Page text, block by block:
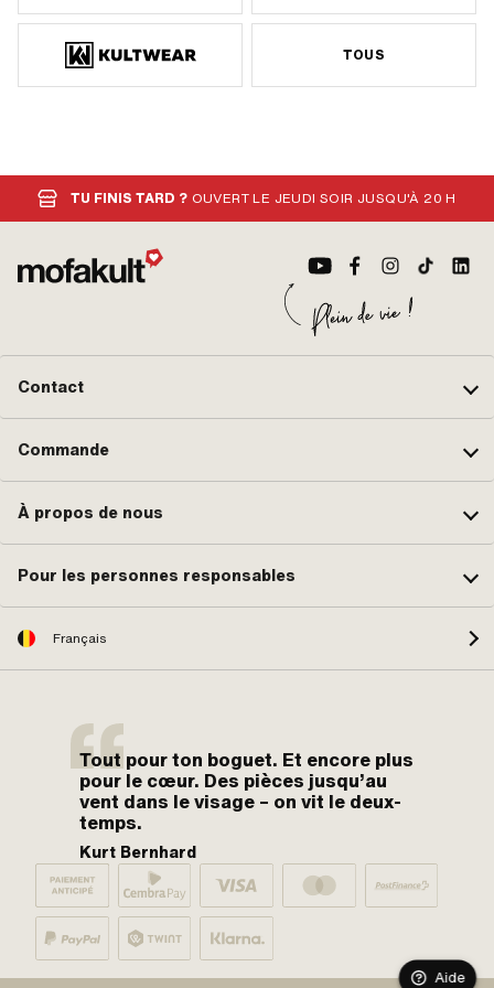
TOUS
TU FINIS TARD ? OUVERT LE JEUDI SOIR JUSQU'À 20 H
Contact
Commande
À propos de nous
Pour les personnes responsables
Français
Tout pour ton boguet. Et encore plus
pour le cœur. Des pièces jusqu’au
vent dans le visage – on vit le deux-
temps.
Kurt Bernhard
Aide